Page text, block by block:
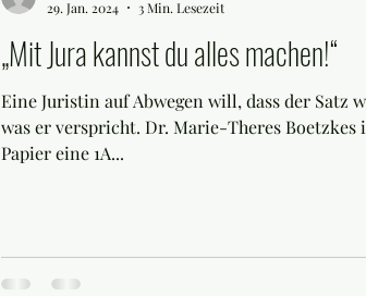
„Mit Jura kannst du alles machen!“
Eine Juristin auf Abwegen will, dass der Satz
was er verspricht. Dr. Marie-Theres Boetzkes
Papier eine 1A...
29. Jan. 2024
3 Min. Lesezeit